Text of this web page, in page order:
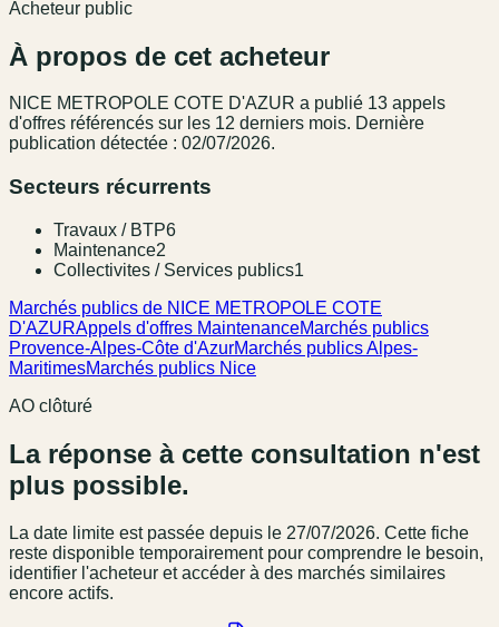
Acheteur public
À propos de cet acheteur
NICE METROPOLE COTE D'AZUR a publié 13 appel s
d'offres référencés sur les 12 derniers mois. Dernière
publication détectée : 02/07/2026.
Secteurs récurrents
Travaux / BTP6
Maintenance2
Collectivites / Services publics1
Marchés publics de NICE METROPOLE COTE
D'AZURAppels d'offres MaintenanceMarchés publics
Provence-Alpes-Côte d'AzurMarchés publics Alpes-
MaritimesMarchés publics Nice
AO clôturé
La réponse à cette consultation n'est
plus possible.
La date limite est passée depuis le 27/07/2026. Cette fiche
reste disponible temporairement pour comprendre le besoin,
identifier l'acheteur et accéder à des marchés similaires
encore actifs.